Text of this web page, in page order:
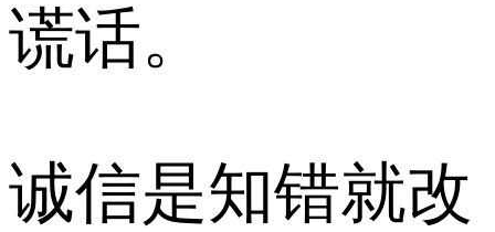
谎话。
诚信是知错就改